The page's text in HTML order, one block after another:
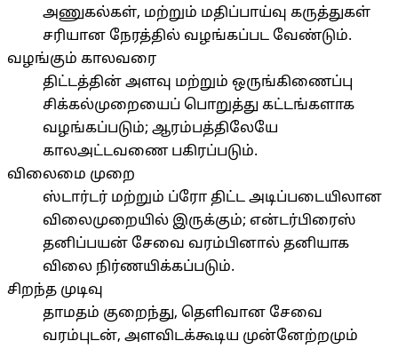
அணுகல்கள், மற்றும் மதிப்பாய்வு கருத்துகள்
சரியான நேரத்தில் வழங்கப்பட வேண்டும்.
வழங்கும் காலவரை
திட்டத்தின் அளவு மற்றும் ஒருங்கிணைப்பு
சிக்கல்முறையைப் பொறுத்து கட்டங்களாக
வழங்கப்படும்; ஆரம்பத்திலேயே
காலஅட்டவணை பகிரப்படும்.
விலைமை முறை
ஸ்டார்டர் மற்றும் ப்ரோ திட்ட அடிப்படையிலான
விலைமுறையில் இருக்கும்; என்டர்பிரைஸ்
தனிப்பயன் சேவை வரம்பினால் தனியாக
விலை நிர்ணயிக்கப்படும்.
சிறந்த முடிவு
தாமதம் குறைந்து, தெளிவான சேவை
வரம்புடன், அளவிடக்கூடிய முன்னேற்றமும்